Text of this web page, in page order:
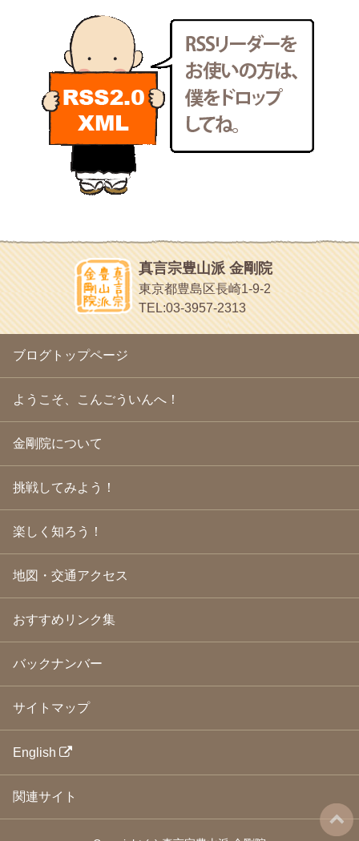
2011年7月(18)
2011年6月
2011年5月
(15)
2011年4月(17)
2011年3月(15)
2011年2月
2011年1月(22)
2010年12月(21)
2010年11月
2010年10月(13)
(16)
2010年6月(18)
2010年5月(22)
2010年4月(25)
2010年3月
(22)
2010年2月(23)
2010年1月(23)
(18)
2009年11月
(20)
2009年10月(20)
2009年9月 (20)
2009年6月(22)
2009年5月(20)
2009年4月
(24)
2009年3月(21)
2009年2月(19)
2009年1月(25)
2008年10月
(31)
2008年9月(24)
2008年8月(24)
2008年5月(21)
(24)
2008年2月 (21)
2008年1月(23)
2007年12月
2007年9月
2007年8月(26)
新聞屋の道具箱
新聞社で使われる用語の解説など
makotoさんの御符内巡礼記
東京の巡礼記です
POLYHEDON
いろいろなことが書いてあるよ
bunchan
あちこち行って！
目白鍼灸院
日本人の繊細な体質にあわせた、やさしく気持ちよい鍼灸治療で
ほうげん日記
放言じゃなくて和尚さんの名前だよ
面白いサイトみつけたよ。
ヘェ～という感じ
chocolab.Air♪DIALY
ラブラドールのワンちゃんがかわいいよ
真言宗豊山派 金剛院
東京都豊島区長崎1-9-2
TEL:03-3957-2313
ブログトップページ
ようこそ、こんごういんへ！
金剛院について
挑戦してみよう！
楽しく知ろう！
地図・交通アクセス
おすすめリンク集
バックナンバー
サイトマップ
English
関連サイト